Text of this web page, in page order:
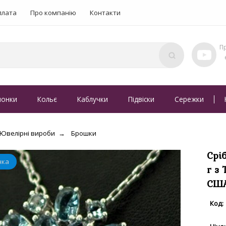
Про компанію Контакти
Кольє Каблучки Підвіски Сережки
Ювелірні вироби Брошки
г з